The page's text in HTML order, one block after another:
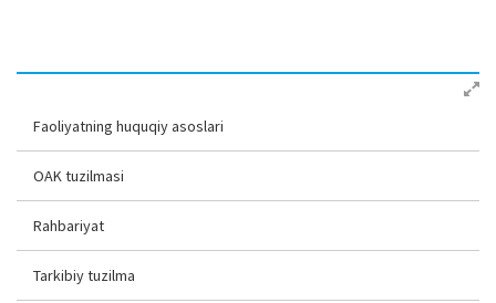
Faoliyatning huquqiy asoslari
OAK tuzilmasi
Rahbariyat
Tarkibiy tuzilma